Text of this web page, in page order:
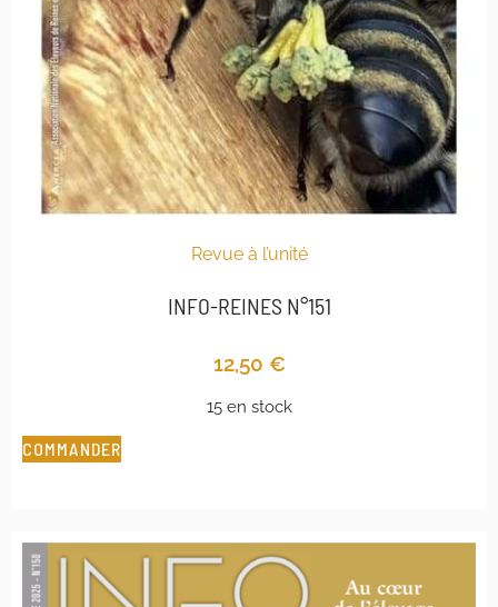
Revue à l’unité
INFO-REINES N°151
12,50 €
15 en stock
COMMANDER